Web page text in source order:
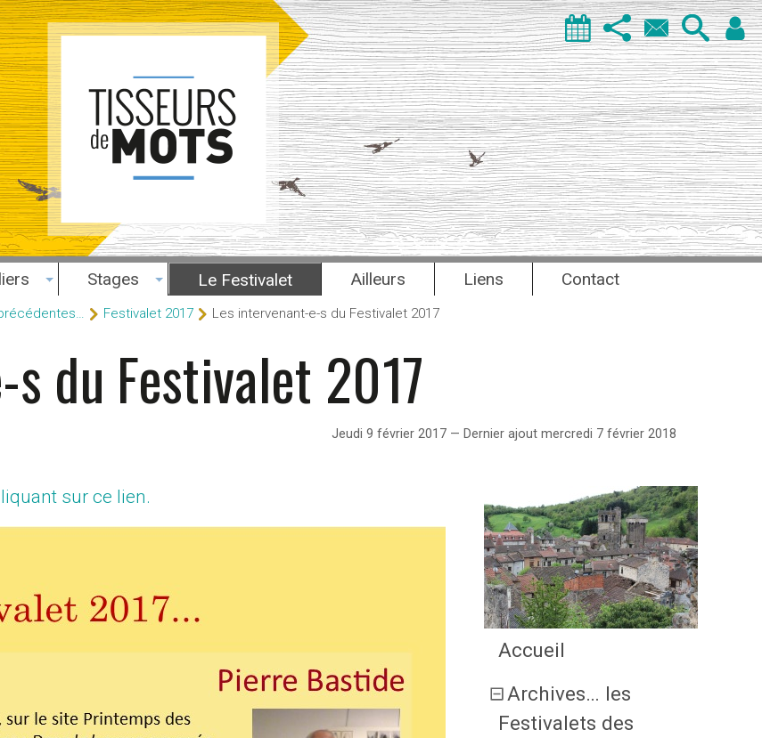
Stages Le Festivalet Ailleurs Liens Contact
Festivalet 2017 Les intervenant-e-s du Festivalet 2017
du Festivalet 2017
Jeudi 9 février 2017 — Dernier ajout mercredi 7 février 2018
sur ce lien.
Accueil
Archives… les
Festivalets des